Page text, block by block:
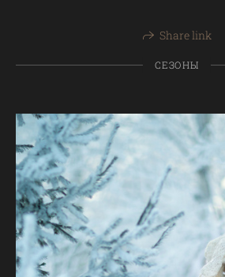
Share link
СЕЗОНЫ